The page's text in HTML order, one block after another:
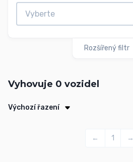
Rozšířený filtr
Vyhovuje 0 vozidel
Výchozí řazení
← 1 →